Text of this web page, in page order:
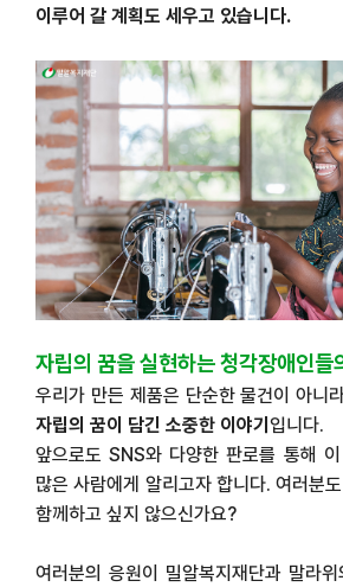
이루어 갈 계획도 세우고 있습니다.
자립의 꿈을 실현하는 청각장애인들
우리가 만든 제품은 단순한 물건이 아니
자립의 꿈이 담긴 소중한 이야기 입니다.
앞으로도SNS와 다양한 판로를 통해
많은 사람에게 알리고자 합니다. 여러분
함께하고 싶지 않으신가요?
여러분의 응원이 밀알복지재단과 말라위